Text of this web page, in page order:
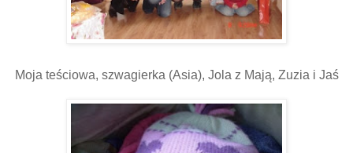
Moja teściowa, szwagierka (Asia), Jola z Mają, Zuzia i Jaś